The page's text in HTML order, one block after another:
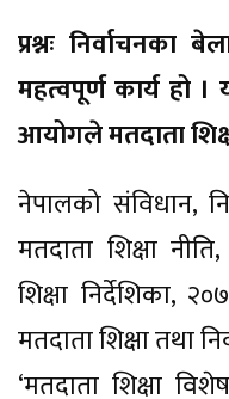
प्रश्नः निर्वाचनका
महत्वपूर्ण कार्य हो
आयोगले मतदाता
नेपालको संविधान,
मतदाता शिक्षा
शिक्षा निर्देशिका,
मतदाता शिक्षा तथा
‘मतदाता शिक्षा